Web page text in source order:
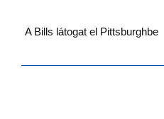
A Bills látogat el Pittsburghbe